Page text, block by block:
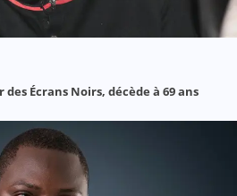
Écrans Noirs, décède à 69 ans